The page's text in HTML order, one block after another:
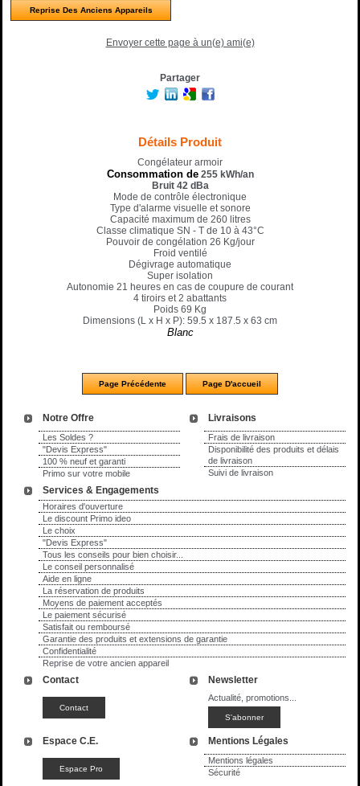
Notre Offre
Les Soldes ?
"Devis Express"
100 % neuf et garanti
Primo sur votre mobile
Livraisons
Frais de livraison
Disponibilité des produits et délais
de livraison
Suivi de livraison
Services & Engagements
Horaires d'ouverture
Le discount Primo ideo
Le choix
"Devis Express"
Tous les conseils pour bien choisir...
Le conseil personnalisé
Aide en ligne
La réservation de produits
Moyens de paiement acceptés
Le paiement sécurisé
Satisfait ou remboursé
Garantie des produits et extensions de garantie
Confidentialité
Reprise de votre ancien appareil
Contact Newsletter
Actualité, promotions...
Espace C.E. Mentions Légales
Mentions légales
Sécurité
Reprise Des Anciens Appareils
Envoyer cette page à un(e) ami(e)
Partager
Détails Produit
Congélateur armoir
Consommation de 255 kWh/an
Bruit 42 dBa
Mode de contrôle électronique
Type d'alarme visuelle et sonore
Capacité maximum de 260 litres
Classe climatique SN - T de 10 à 43°C
Pouvoir de congélation 26 Kg/jour
Froid ventilé
Dégivrage automatique
Super isolation
Autonomie 21 heures en cas de coupure de courant
4 tiroirs et 2 abattants
Poids 69 Kg
Dimensions (L x H x P): 59.5 x 187.5 x 63 cm
Blanc